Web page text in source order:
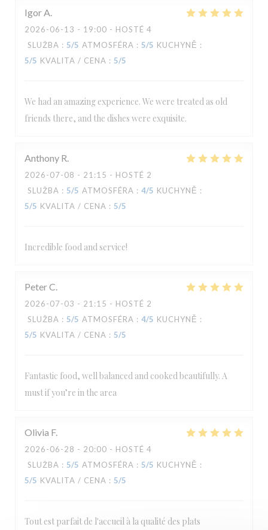
IgorA
2026-06-13 - 19:00 - HOSTÉ 4
SLUŽBA : 5/5 ATMOSFÉRA : 5/5 KUCHYNĚ :
5/5 KVALITA / CENA : 5/5
We had an amazing experience. We were treated as old
friends there, and the dishes were exquisite.
Anthony R
2026-07-08 - 21:15 - HOSTÉ 2
SLUŽBA : 5/5 ATMOSFÉRA : 4/5 KUCHYNĚ :
5/5 KVALITA / CENA : 5/5
Incredible food and service!
PeterC
2026-07-03 - 21:15 - HOSTÉ 2
SLUŽBA : 5/5 ATMOSFÉRA : 4/5 KUCHYNĚ :
5/5 KVALITA / CENA : 5/5
Fantastic food, well balanced and cooked beautifully. A
must if you’re in the area
Olivia F
2026-06-28 - 20:00 - HOSTÉ 4
SLUŽBA : 5/5 ATMOSFÉRA : 5/5 KUCHYNĚ :
5/5 KVALITA / CENA : 5/5
Tout est parfait de l'accueil à la qualité des plats